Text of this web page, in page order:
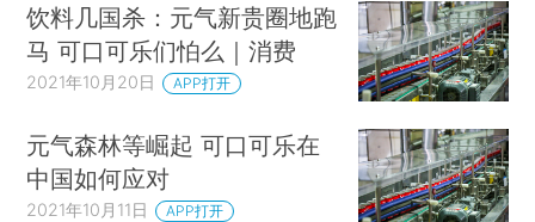
饮料几国杀：元气新贵圈地跑
马 可口可乐们怕么｜消费
2021年10月20日 APP打开
元气森林等崛起 可口可乐在
中国如何应对
2021年10月11日 APP打开